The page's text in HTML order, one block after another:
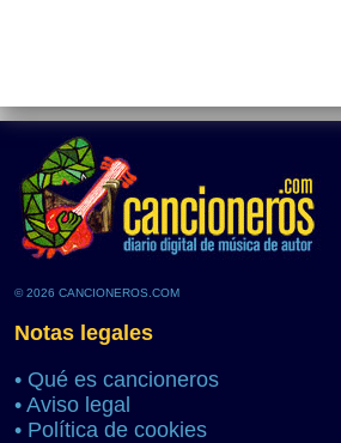
© 2026 CANCIONEROS.COM
Notas legales
• Qué es cancioneros
• Aviso legal
• Política de cookies